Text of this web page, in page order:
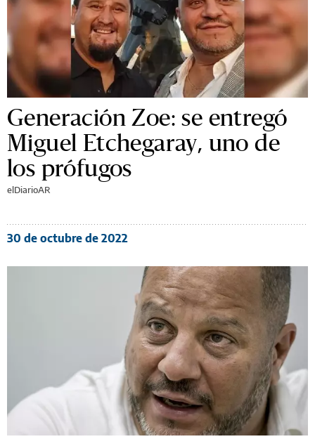
Generación Zoe: se entregó
Miguel Etchegaray, uno de
los prófugos
elDiarioAR
30 de octubre de 2022